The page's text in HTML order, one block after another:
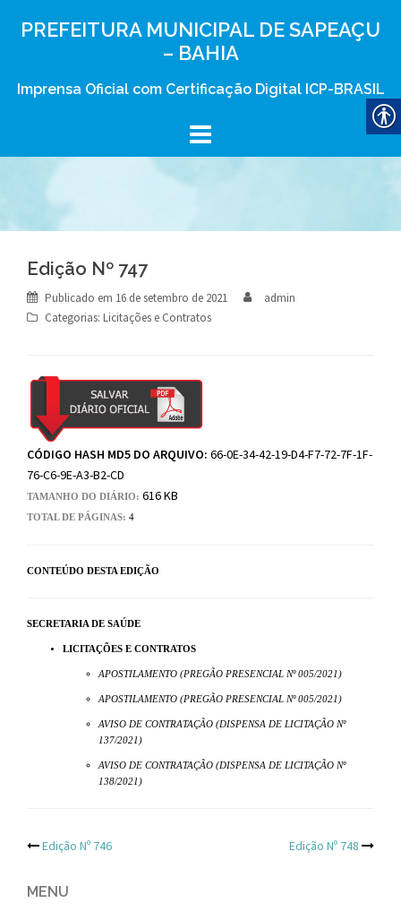
PREFEITURA MUNICIPAL DE SAPEAÇU
– BAHIA
Imprensa Oficial com Certificação Digital ICP-BRASIL
Edição Nº 747
Publicado em 16 de setembro de 2021
admin
Categorias: Licitações e Contratos
CÓDIGO HASH MD5 DO ARQUIVO: 66-0E-34-42-19-D4-F7-72-7F-1F-
76-C6-9E-A3-B2-CD
TAMANHO DO DIÁRIO: 616 KB
TOTAL DE PÁGINAS: 4
CONTEÚDO DESTA EDIÇÃO
SECRETARIA DE SAÚDE
LICITAÇÕES E CONTRATOS
APOSTILAMENTO (PREGÃO PRESENCIAL Nº 005/2021)
APOSTILAMENTO (PREGÃO PRESENCIAL Nº 005/2021)
AVISO DE CONTRATAÇÃO (DISPENSA DE LICITAÇÃO Nº
137/2021)
AVISO DE CONTRATAÇÃO (DISPENSA DE LICITAÇÃO Nº
138/2021)
Post
navigation
Edição Nº 746 Edição Nº 748
MENU